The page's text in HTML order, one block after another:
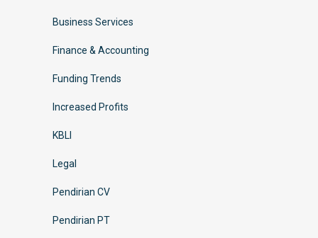
Business Services
Finance & Accounting
Funding Trends
Increased Profits
KBLI
Legal
Pendirian CV
Pendirian PT